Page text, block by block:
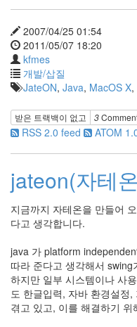
2007/04/25 01:54
2011/05/07 18:20
kfmes
개발/삽질
JateON, Java, MacOS X,
받은 트랙백이 없고 3
RSS 2.0 feed ATOM
jateon(자테
지금까지 자테온을 만들어
다고 생각합니다.
java 가 platform
따라 준다고 생각해서
하지만 일부 시스템이나 사
도 한글입력, 자바 환경설정
겪고 있고, 이를 해결하기